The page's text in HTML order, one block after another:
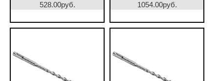
528.00руб. 1054.00руб.